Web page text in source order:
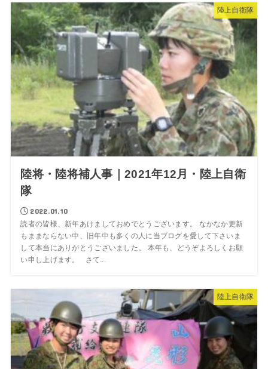
陸上自衛隊
陸将・陸将補人事｜2021年12月・陸上自衛
隊
2022.01.10
読者の皆様、新年あけましておめでとうございます。 なかなか更新
もままならない中、旧年中も多くの人に当ブログを愛して下さいま
して本当にありがとうございました。 本年も、どうぞよろしくお願
い申し上げます。 さて...
陸上自衛隊